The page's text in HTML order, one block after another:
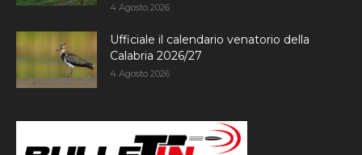
4 Agosto 2026
Ufficiale il calendario venatorio della
Calabria 2026/27
4 Agosto 2026